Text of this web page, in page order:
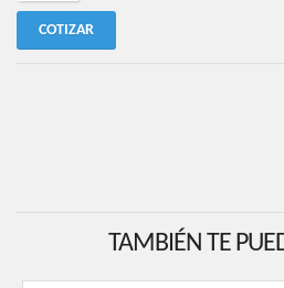
COTIZAR
TAMBIÉN TE